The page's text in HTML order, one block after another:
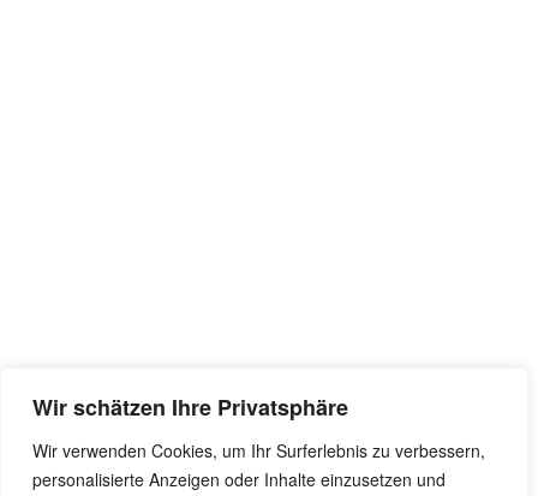
Wir schätzen Ihre Privatsphäre
Wir verwenden Cookies, um Ihr Surferlebnis zu verbessern,
personalisierte Anzeigen oder Inhalte einzusetzen und